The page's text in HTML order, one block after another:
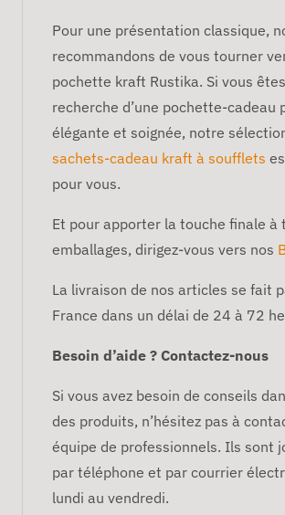
Pour une présentation classique,
recommandons de vous tourner
pochette kraft Rustika. Si vous
recherche d’une pochette-cadeau
élégante et soignée, notre
sachets-cadeau kraft à soufflets
pour vous.
Et pour apporter la touche finale à
emballages, dirigez-vous vers nos
La livraison de nos articles se fait
France dans un délai de 24 à 72
Besoin d’aide ? Contactez-nous
Si vous avez besoin de conseils
des produits, n’hésitez pas à
équipe de professionnels. Ils sont
par téléphone et par courrier
lundi au vendredi.